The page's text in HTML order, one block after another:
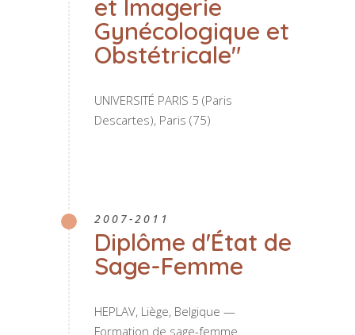
et Imagerie
Gynécologique et
Obstétricale"
UNIVERSITÉ PARIS 5 (Paris
Descartes), Paris (75)
2007-2011
Diplôme d'État de
Sage-Femme
HEPLAV, Liège, Belgique —
Formation de sage-femme